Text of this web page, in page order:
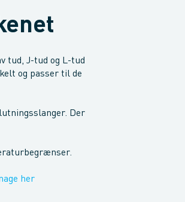
tud, J-tud og L-tud
og passer til de
Der
her